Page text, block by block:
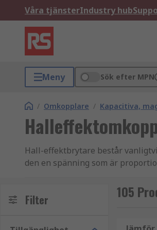
Våra tjänsterIndustry hub
Meny Sök efter MPN
/ Omkopplare / Kapacitiva,
Hall-effektbrytare består
den en spänning som är
Funktionen hos en Hall-
producerar Hall-sensorn en
Filter 105